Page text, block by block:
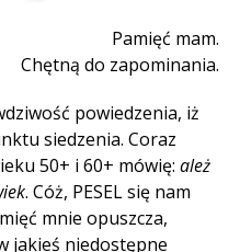
Pamięć mam.
Chętną do zapominania.
powiedzenia, iż
siedzenia. Coraz
50+ i 60+ mówię:ależ
. Cóż, PESEL się nam
mnie opuszcza,
jakieś niedostępne